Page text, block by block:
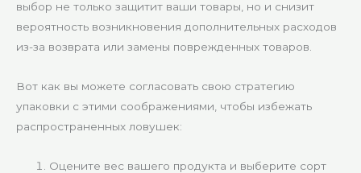
выбор не только защитит ваши товары, но и снизит
вероятность возникновения дополнительных расходов
из-за возврата или замены поврежденных товаров.
Вот как вы можете согласовать свою стратегию
упаковки с этими соображениями, чтобы избежать
распространенных ловушек:
Оцените вес вашего продукта и выберите сорт